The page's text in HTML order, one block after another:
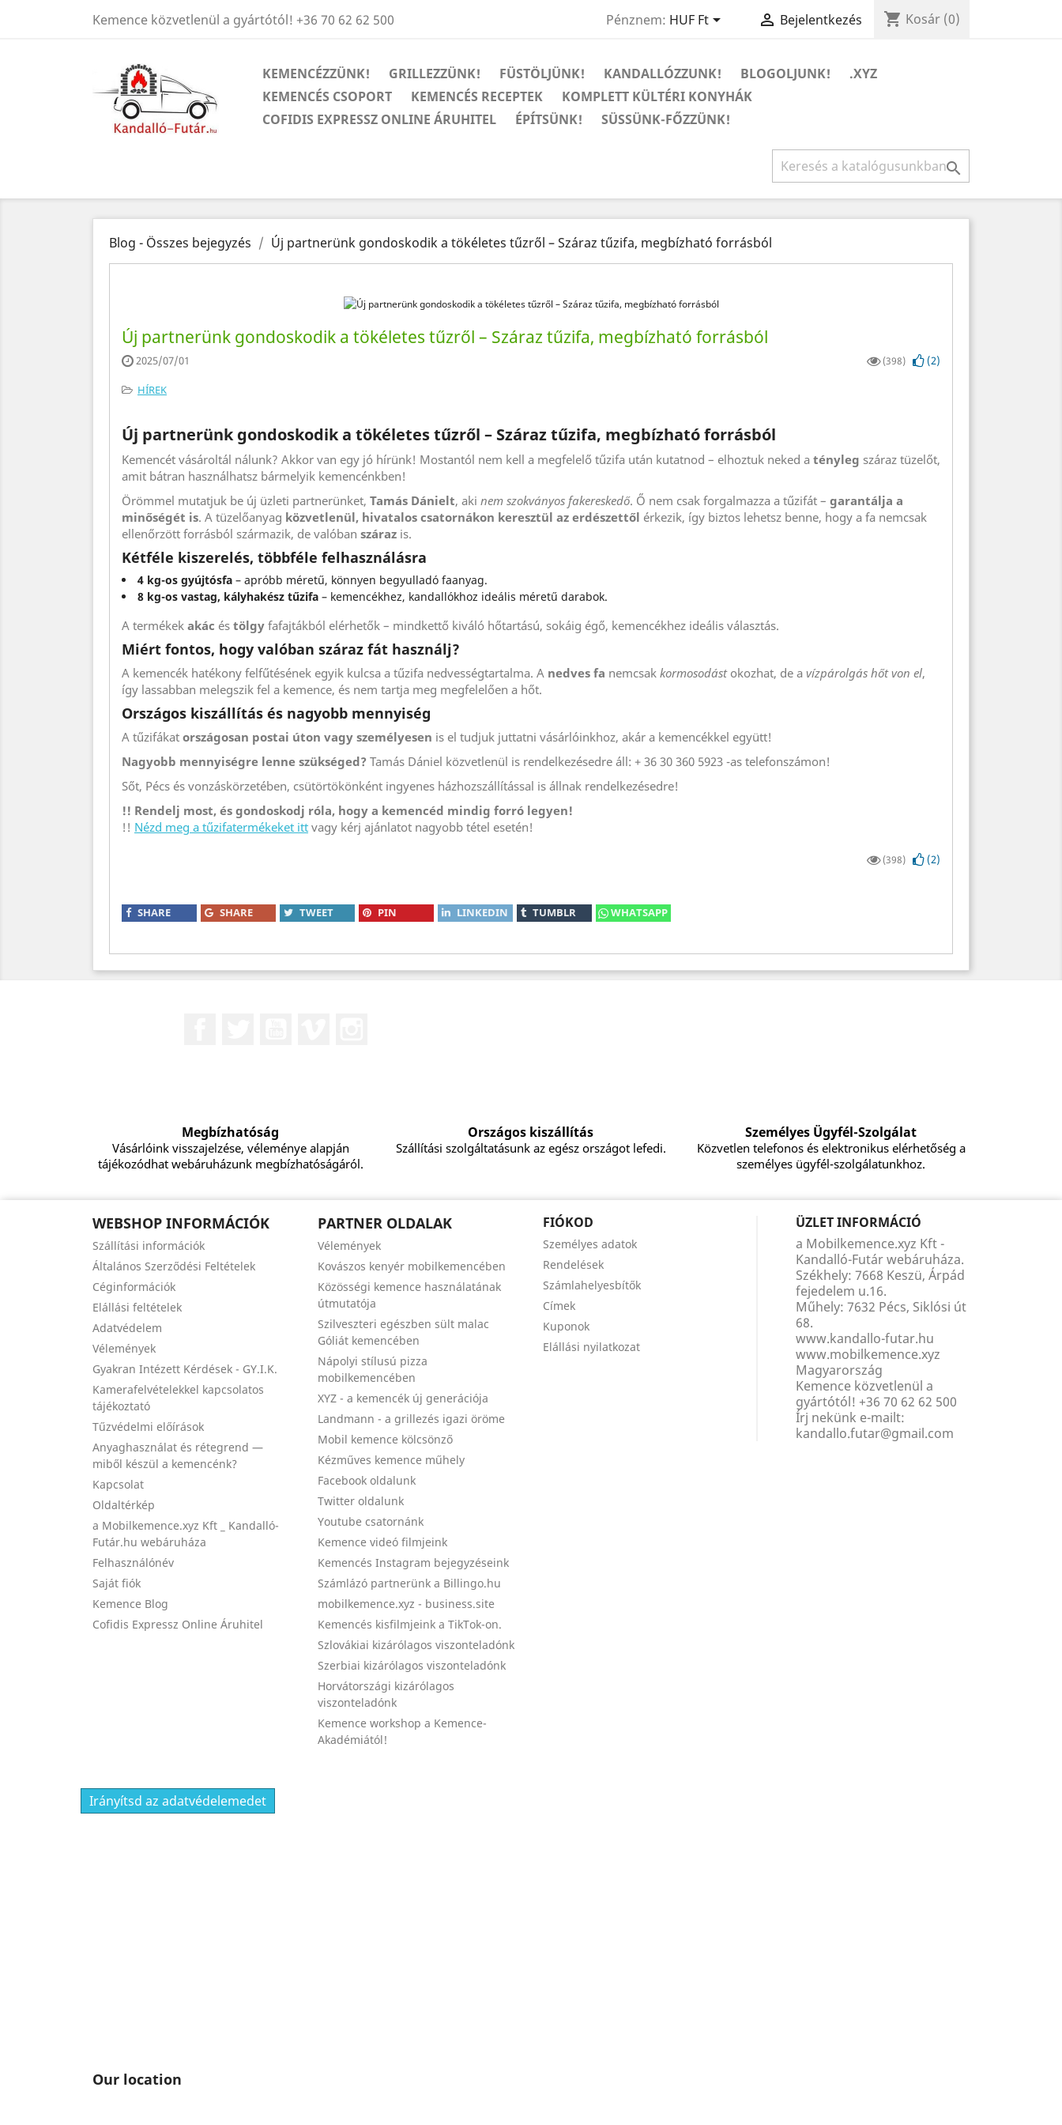
Kemence közvetlenül a gyártótól! +36 70 62 62 500 Pénznem: HUF Ft  Bejelentkezés shopping_cart Kosár (0)
KEMENCÉZZÜNK! GRILLEZZÜNK! FÜSTÖLJÜNK! KANDALLÓZZUNK! BLOGOLJUNK!
.XYZ
KEMENCÉS CSOPORT
KEMENCÉS RECEPTEK
KOMPLETT KÜLTÉRI KONYHÁK
COFIDIS EXPRESSZ ONLINE ÁRUHITEL
ÉPÍTSÜNK! SÜSSÜNK-FŐZZÜNK!

Blog - Összes bejegyzés Új partnerünk gondoskodik a tökéletes tűzről – Száraz tűzifa, megbízható forrásból
Új partnerünk gondoskodik a tökéletes tűzről – Száraz tűzifa, megbízható forrásból
2025/07/01 (398) (2)
HÍREK
Új partnerünk gondoskodik a tökéletes tűzről – Száraz tűzifa, megbízható forrásból
Kemencét vásároltál nálunk? Akkor van egy jó hírünk! Mostantól nem kell a megfelelő tűzifa után kutatnod – elhoztuk neked a tényleg száraz tüzelőt,
amit bátran használhatsz bármelyik kemencénkben!
Örömmel mutatjuk be új üzleti partnerünket, Tamás Dánielt, aki nem szokványos fakereskedő. Ő nem csak forgalmazza a tűzifát – garantálja a
minőségét is. A tüzelőanyag közvetlenül, hivatalos csatornákon keresztül az erdészettől érkezik, így biztos lehetsz benne, hogy a fa nemcsak
ellenőrzött forrásból származik, de valóban száraz is.
Kétféle kiszerelés, többféle felhasználásra
4 kg-os gyújtósfa – apróbb méretű, könnyen begyulladó faanyag.
8 kg-os vastag, kályhakész tűzifa – kemencékhez, kandallókhoz ideális méretű darabok.
A termékek akác és tölgy fafajtákból elérhetők – mindkettő kiváló hőtartású, sokáig égő, kemencékhez ideális választás.
Miért fontos, hogy valóban száraz fát használj?
A kemencék hatékony felfűtésének egyik kulcsa a tűzifa nedvességtartalma. A nedves fa nemcsak kormosodástokozhat, de a vízpárolgás hőt von el,
így lassabban melegszik fel a kemence, és nem tartja meg megfelelően a hőt.
Országos kiszállítás és nagyobb mennyiség
A tűzifákat országosan postai úton vagy személyesen is el tudjuk juttatni vásárlóinkhoz, akár a kemencékkel együtt!
Nagyobb mennyiségre lenne szükséged? Tamás Dániel közvetlenül is rendelkezésedre áll: + 36 30 360 5923 -as telefonszámon!
Sőt, Pécs és vonzáskörzetében, csütörtökönként ingyenes házhozszállítással is állnak rendelkezésedre!
!! Rendelj most, és gondoskodj róla, hogy a kemencéd mindig forró legyen!
!! Nézd meg a tűzifatermékeket itt vagy kérj ajánlatot nagyobb tétel esetén!
(398) (2)
SHARE SHARE TWEET PIN LINKEDIN TUMBLR WHATSAPP
Megbízhatóság
Vásárlóink visszajelzése, véleménye alapján
tájékozódhat webáruházunk megbízhatóságáról.
Országos kiszállítás
Szállítási szolgáltatásunk az egész országot lefedi.
Személyes Ügyfél-Szolgálat
Közvetlen telefonos és elektronikus elérhetőség a
személyes ügyfél-szolgálatunkhoz.
WEBSHOP INFORMÁCIÓK
Szállítási információk
Általános Szerződési Feltételek
Céginformációk
Elállási feltételek
Adatvédelem
Vélemények
Gyakran Intézett Kérdések - GY.I.K.
Kamerafelvételekkel kapcsolatos
tájékoztató
Tűzvédelmi előírások
Anyaghasználat és rétegrend —
miből készül a kemencénk?
Kapcsolat
Oldaltérkép
a Mobilkemence.xyz Kft _ Kandalló-
Futár.hu webáruháza
Felhasználónév
Saját fiók
Kemence Blog
Cofidis Expressz Online Áruhitel
PARTNER OLDALAK
Vélemények
Kovászos kenyér mobilkemencében
Közösségi kemence használatának
útmutatója
Szilveszteri egészben sült malac
Góliát kemencében
Nápolyi stílusú pizza
mobilkemencében
XYZ - a kemencék új generációja
Landmann - a grillezés igazi öröme
Mobil kemence kölcsönző
Kézműves kemence műhely
Facebook oldalunk
Twitter oldalunk
Youtube csatornánk
Kemence videó filmjeink
Kemencés Instagram bejegyzéseink
Számlázó partnerünk a Billingo.hu
mobilkemence.xyz - business.site
Kemencés kisfilmjeink a TikTok-on.
Szlovákiai kizárólagos viszonteladónk
Szerbiai kizárólagos viszonteladónk
Horvátországi kizárólagos
viszonteladónk
Kemence workshop a Kemence-
Akadémiától!
FIÓKOD
Személyes adatok
Rendelések
Számlahelyesbítők
Címek
Kuponok
Elállási nyilatkozat
ÜZLET INFORMÁCIÓ
a Mobilkemence.xyz Kft -
Kandalló-Futár webáruháza.
Székhely: 7668 Keszü, Árpád
fejedelem u.16.
Műhely: 7632 Pécs, Siklósi út
68.
www.kandallo-futar.hu
www.mobilkemence.xyz
Magyarország
Kemence közvetlenül a
gyártótól! +36 70 62 62 500
Írj nekünk e-mailt:
kandallo.futar@gmail.com
Irányítsd az adatvédelemedet
Our location